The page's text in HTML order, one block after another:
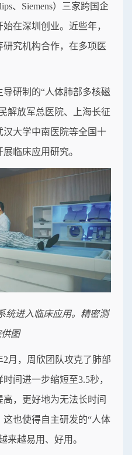
、Siemens）三家跨国企
在深圳创业。近些年，
究机构合作，在多项医
研制的“人体肺部多核磁
解放军总医院、上海长征
汉大学中南医院等全国十
临床应用研究。
统进入临床应用。精密测
图
2月，周欣团队攻克了肺部
间进一步缩短至3.5秒，
，更好地为无法长时间
也使得自主研发的“人体
来越易用、好用。